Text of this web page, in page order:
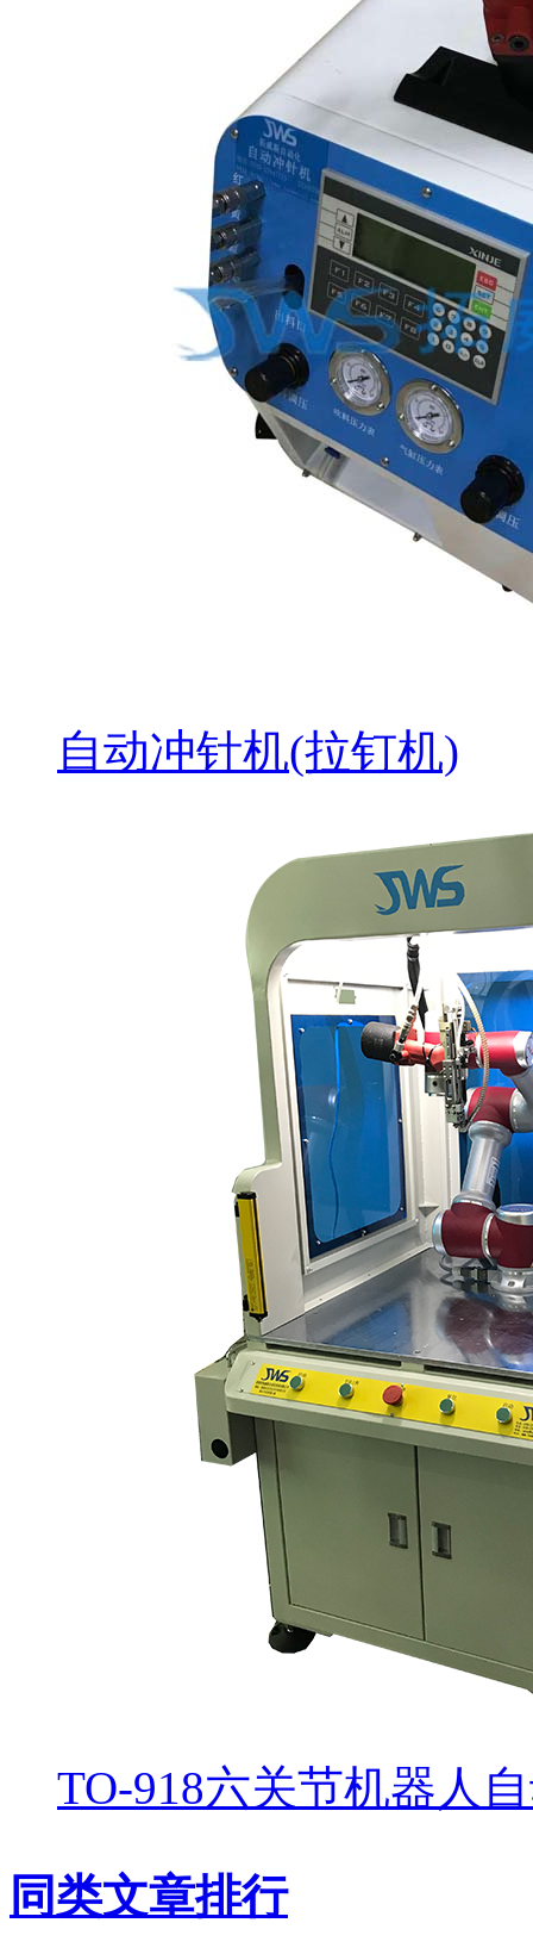
自动冲针机(拉钉机)
TO-918六关节机器人
同类文章排行